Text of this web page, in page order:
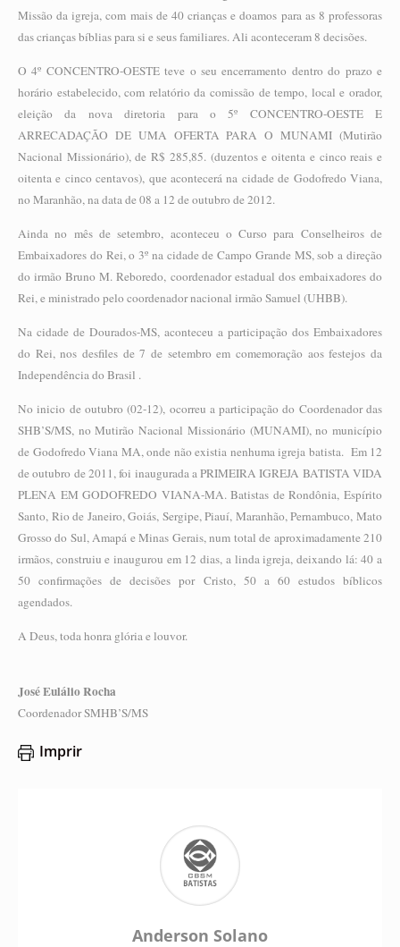
Missão da igreja, com mais de 40 crianças e doamos para as 8 professoras
das crianças bíblias para si e seus familiares. Ali aconteceram 8 decisões.
O 4º CONCENTRO-OESTE teve o seu encerramento dentro do prazo e
horário estabelecido, com relatório da comissão de tempo, local e orador,
eleição da nova diretoria para o 5º CONCENTRO-OESTE E
ARRECADAÇÃO DE UMA OFERTA PARA O MUNAMI (Mutirão
Nacional Missionário), de R$ 285,85. (duzentos e oitenta e cinco reais e
oitenta e cinco centavos), que acontecerá na cidade de Godofredo Viana,
no Maranhão, na data de 08 a 12 de outubro de 2012.
Ainda no mês de setembro, aconteceu o Curso para Conselheiros de
Embaixadores do Rei, o 3º na cidade de Campo Grande MS, sob a direção
do irmão Bruno M. Reboredo, coordenador estadual dos embaixadores do
Rei, e ministrado pelo coordenador nacional irmão Samuel (UHBB).
Na cidade de Dourados-MS, aconteceu a participação dos Embaixadores
do Rei, nos desfiles de 7 de setembro em comemoração aos festejos da
Independência do Brasil .
No inicio de outubro (02-12), ocorreu a participação do Coordenador das
SHB’S/MS, no Mutirão Nacional Missionário (MUNAMI), no município
de Godofredo Viana MA, onde não existia nenhuma igreja batista. Em 12
de outubro de 2011, foi inaugurada a PRIMEIRA IGREJA BATISTA VIDA
PLENA EM GODOFREDO VIANA-MA. Batistas de Rondônia, Espírito
Santo, Rio de Janeiro, Goiás, Sergipe, Piauí, Maranhão, Pernambuco, Mato
Grosso do Sul, Amapá e Minas Gerais, num total de aproximadamente 210
irmãos, construiu e inaugurou em 12 dias, a linda igreja, deixando lá: 40 a
50 confirmações de decisões por Cristo, 50 a 60 estudos bíblicos
agendados.
A Deus, toda honra glória e louvor.
José Eulálio Rocha
Coordenador SMHB’S/MS
Imprir
Anderson Solano